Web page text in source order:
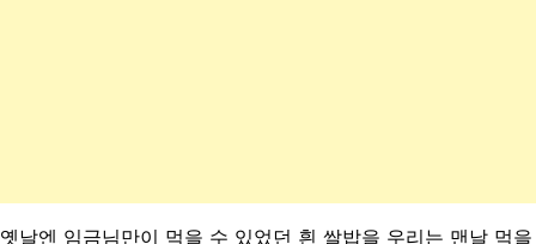
옛날엔 임금님만이 먹을 수 있었던 흰 쌀밥을 우리는 맨날 먹을